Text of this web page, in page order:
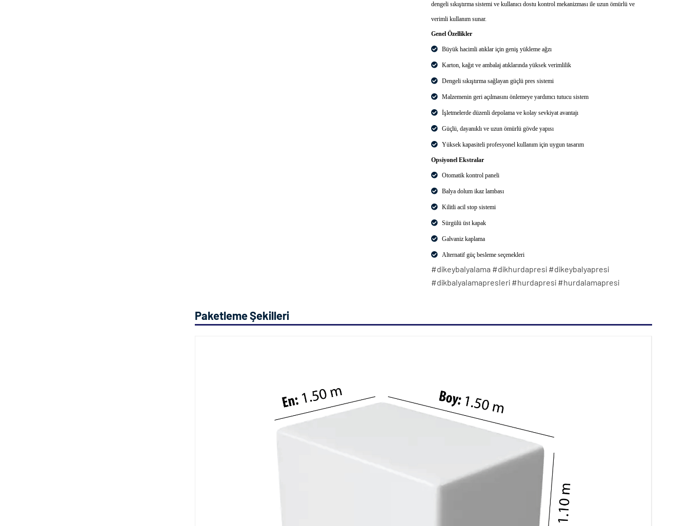
dengeli sıkıştırma sistemi ve kullanıcı dostu kontrol mekanizması ile uzun ömürlü ve
verimli kullanım sunar.
Genel Özellikler
Büyük hacimli atıklar için geniş yükleme ağzı
Karton, kağıt ve ambalaj atıklarında yüksek verimlilik
Dengeli sıkıştırma sağlayan güçlü pres sistemi
Malzemenin geri açılmasını önlemeye yardımcı tutucu sistem
İşletmelerde düzenli depolama ve kolay sevkiyat avantajı
Güçlü, dayanıklı ve uzun ömürlü gövde yapısı
Yüksek kapasiteli profesyonel kullanım için uygun tasarım
Opsiyonel Ekstralar
Otomatik kontrol paneli
Balya dolum ikaz lambası
Kilitli acil stop sistemi
Sürgülü üst kapak
Galvaniz kaplama
Alternatif güç besleme seçenekleri
#dikeybalyalama #dikhurdapresi #dikeybalyapresi
#dikbalyalamapresleri #hurdapresi #hurdalamapresi
Paketleme Şekilleri